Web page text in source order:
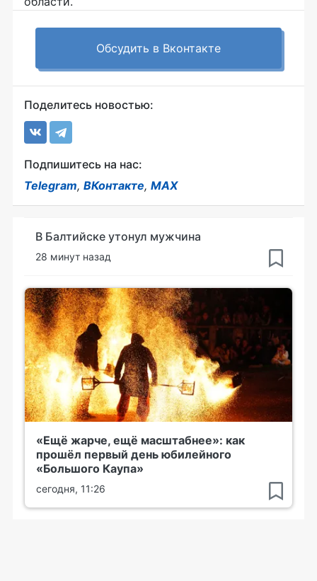
Обсудить в Вконтакте
Поделитесь новостью:
Подпишитесь на нас:
Telegram, ВКонтакте, MAX
В Балтийске утонул мужчина
28 минут назад
«Ещё жарче, ещё масштабнее»: как
прошёл первый день юбилейного
«Большого Каупа»
сегодня, 11:26